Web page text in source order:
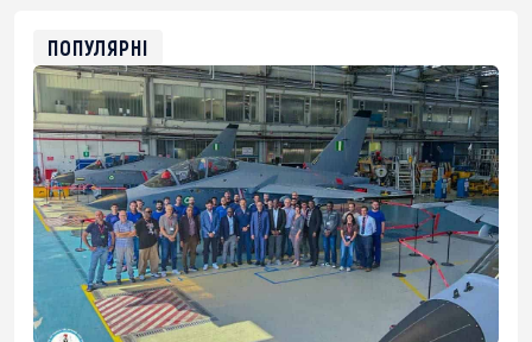
0xfD02863D3289416fcF50975c9DFda13623f97758
ПОПУЛЯРНІ